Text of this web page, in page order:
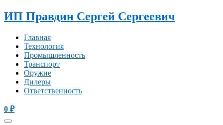
ИП Правдин Сергей Сергеевич
Главная
Технология
Промышленность
Транспорт
Оружие
Дилеры
Ответственность
0 ₽